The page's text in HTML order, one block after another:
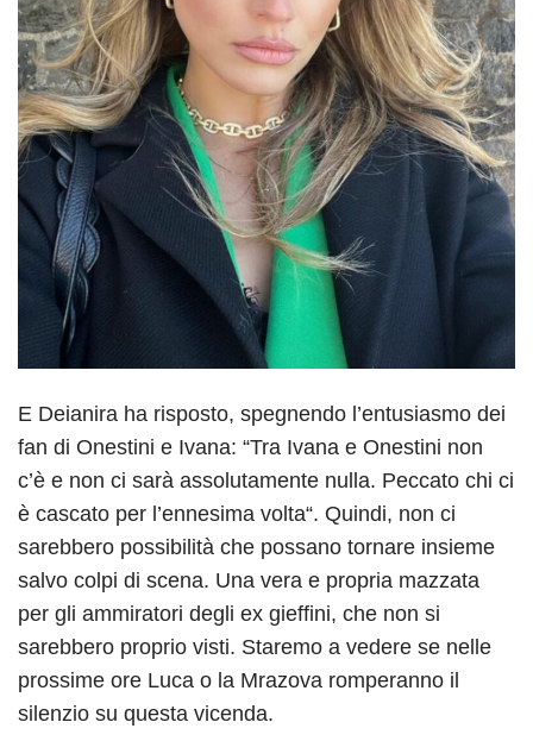
E Deianira ha risposto, spegnendo l’entusiasmo dei
fan di Onestini e Ivana: “Tra Ivana e Onestini non
c’è e non ci sarà assolutamente nulla. Peccato chi ci
è cascato per l’ennesima volta“. Quindi, non ci
sarebbero possibilità che possano tornare insieme
salvo colpi di scena. Una vera e propria mazzata
per gli ammiratori degli ex gieffini, che non si
sarebbero proprio visti. Staremo a vedere se nelle
prossime ore Luca o la Mrazova romperanno il
silenzio su questa vicenda.